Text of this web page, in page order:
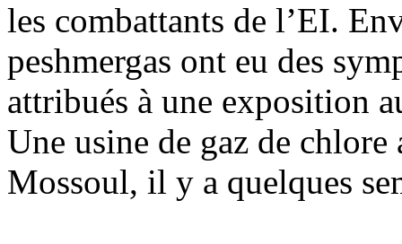
les combattants de l’EI.
peshmergas ont eu des
attribués à une exposition
Une usine de gaz de
Mossoul, il y a quelques